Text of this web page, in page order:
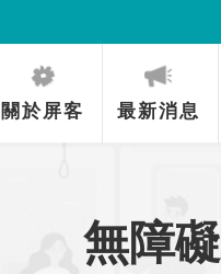
關於屏客 最新消息
無障